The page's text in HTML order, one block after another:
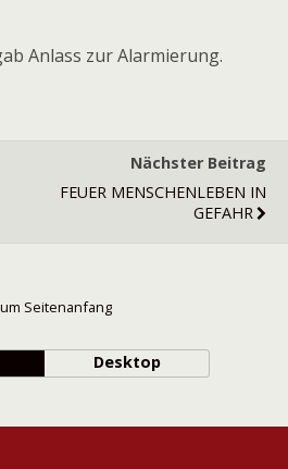
Anlass zur Alarmierung.
Nächster Beitrag
FEUER MENSCHENLEBEN IN
GEFAHR
Seitenanfang
Desktop